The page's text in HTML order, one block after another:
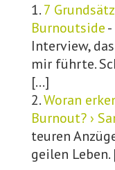
7
Burnoutside
Interview,
mir führte.
[…]
Woran
Burnout? ›
teuren
geilen